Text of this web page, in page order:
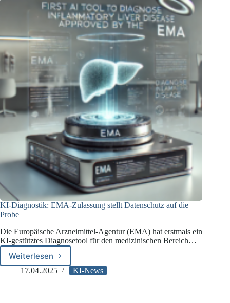
KI-Diagnostik: EMA-Zulassung stellt Datenschutz auf die
Probe
Die Europäische Arzneimittel-Agentur (EMA) hat erstmals ein
KI-gestütztes Diagnosetool für den medizinischen Bereich…
Weiterlesen
KI-
Diagnostik:
17.04.2025 KI-News